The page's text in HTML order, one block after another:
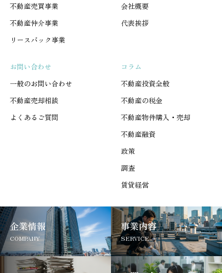
不動産売買事業
不動産仲介事業
リースバック事業
会社概要
代表挨拶
お問い合わせ
一般のお問い合わせ
不動産売却相談
よくあるご質問
コラム
不動産投資全般
不動産の税金
不動産物件購入・売却
不動産融資
政策
調査
賃貸経営
企業情報
COMPANY
事業内容
SERVICE